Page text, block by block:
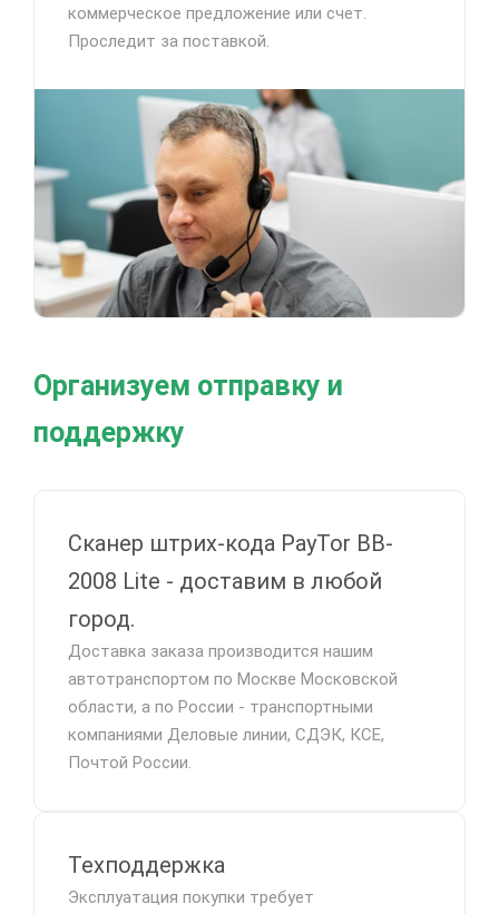
коммерческое предложение или счет.
Проследит за поставкой.
Организуем отправку и
поддержку
Сканер штрих-кода PayTor BB-
2008 Lite - доставим в любой
город.
Доставка заказа производится нашим
автотранспортом по Москве Московской
области, а по России - транспортными
компаниями Деловые линии, СДЭК, КСЕ,
Почтой России.
Техподдержка
Эксплуатация покупки требует